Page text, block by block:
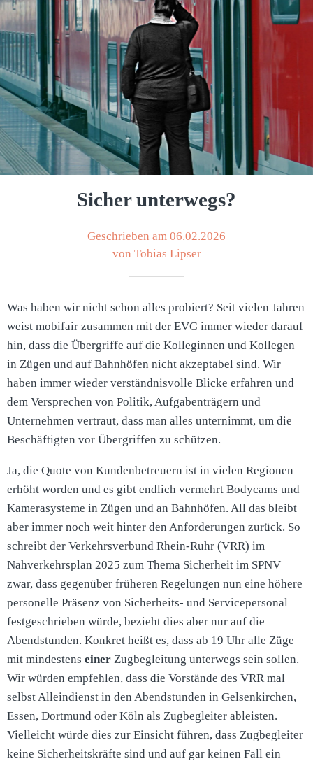
Sicher unterwegs?
Geschrieben am 06.02.2026
von Tobias Lipser
Was haben wir nicht schon alles probiert? Seit vielen Jahren
weist mobifair zusammen mit der EVG immer wieder darauf
hin, dass die Übergriffe auf die Kolleginnen und Kollegen
in Zügen und auf Bahnhöfen nicht akzeptabel sind. Wir
haben immer wieder verständnisvolle Blicke erfahren und
dem Versprechen von Politik, Aufgabenträgern und
Unternehmen vertraut, dass man alles unternimmt, um die
Beschäftigten vor Übergriffen zu schützen.
Ja, die Quote von Kundenbetreuern ist in vielen Regionen
erhöht worden und es gibt endlich vermehrt Bodycams und
Kamerasysteme in Zügen und an Bahnhöfen. All das bleibt
aber immer noch weit hinter den Anforderungen zurück. So
schreibt der Verkehrsverbund Rhein-Ruhr (VRR) im
Nahverkehrsplan 2025 zum Thema Sicherheit im SPNV
zwar, dass gegenüber früheren Regelungen nun eine höhere
personelle Präsenz von Sicherheits- und Servicepersonal
festgeschrieben würde, bezieht dies aber nur auf die
Abendstunden. Konkret heißt es, dass ab 19 Uhr alle Züge
mit mindestens einer Zugbegleitung unterwegs sein sollen.
Wir würden empfehlen, dass die Vorstände des VRR mal
selbst Alleindienst in den Abendstunden in Gelsenkirchen,
Essen, Dortmund oder Köln als Zugbegleiter ableisten.
Vielleicht würde dies zur Einsicht führen, dass Zugbegleiter
keine Sicherheitskräfte sind und auf gar keinen Fall ein